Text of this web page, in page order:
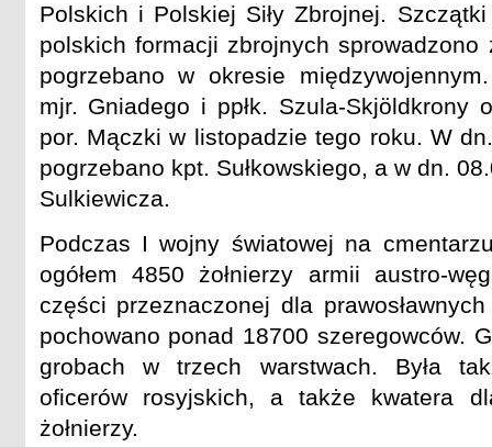
Polskich i Polskiej Siły Zbrojnej.
polskich formacji zbrojnych
pogrzebano w okresie
mjr. Gniadego i ppłk. Szula-Skjöldkrony
por. Mączki w listopadzie tego roku. W
pogrzebano kpt. Sułkowskiego, a w dn.
Sulkiewicza.
Podczas I wojny światowej na
ogółem 4850 żołnierzy armii austro-
części przeznaczonej dla
pochowano ponad 18700 szeregowców.
grobach w trzech warstwach. Była
oficerów rosyjskich, a także kwatera
żołnierzy.